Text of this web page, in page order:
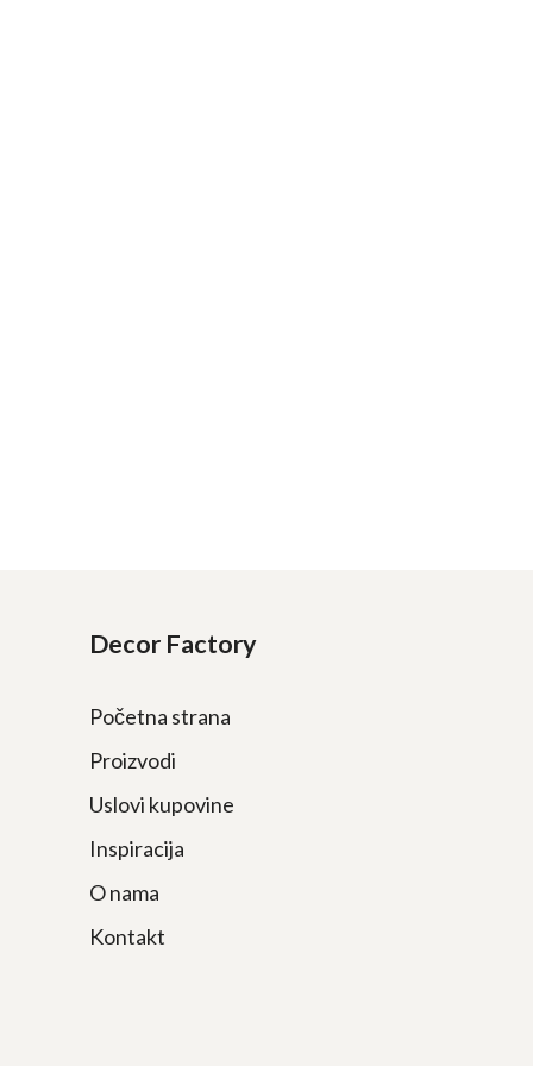
Decor Factory
Početna strana
Proizvodi
Uslovi kupovine
Inspiracija
O nama
Kontakt